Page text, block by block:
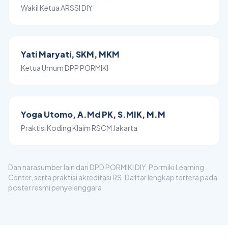
Wakil Ketua ARSSI DIY
Yati Maryati, SKM, MKM
Ketua Umum DPP PORMIKI
Yoga Utomo, A.Md PK, S.MIK, M.M
Praktisi Koding Klaim RSCM Jakarta
Dan narasumber lain dari DPD PORMIKI DIY, Pormiki Learning
Center, serta praktisi akreditasi RS. Daftar lengkap tertera pada
poster resmi penyelenggara.